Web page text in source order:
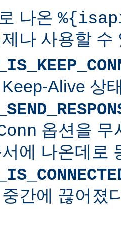
나온
나 사용할 수
Alive 상
옵션을 무
에 나온데로
간에 끊어졌